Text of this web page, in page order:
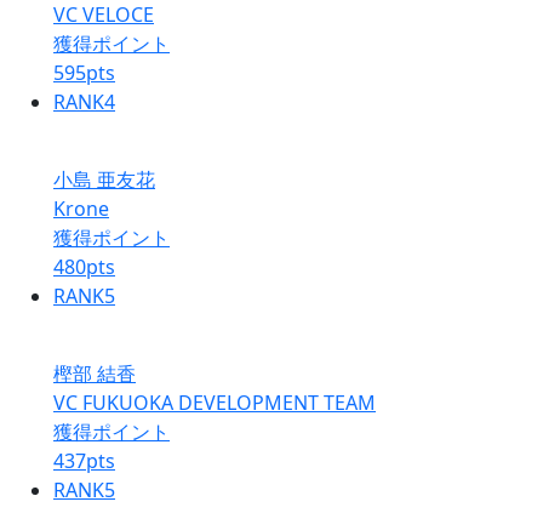
VC VELOCE
獲得ポイント
595pts
RANK4
小島 亜友花
Krone
獲得ポイント
480pts
RANK5
樫部 結香
VC FUKUOKA DEVELOPMENT TEAM
獲得ポイント
437pts
RANK5